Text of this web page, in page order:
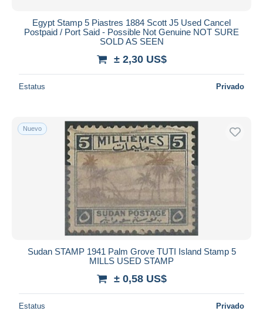
Egypt Stamp 5 Piastres 1884 Scott J5 Used Cancel
Postpaid / Port Said - Possible Not Genuine NOT SURE
SOLD AS SEEN
± 2,30 US$
Estatus Privado
Nuevo
Sudan STAMP 1941 Palm Grove TUTI Island Stamp 5
MILLS USED STAMP
± 0,58 US$
Estatus Privado